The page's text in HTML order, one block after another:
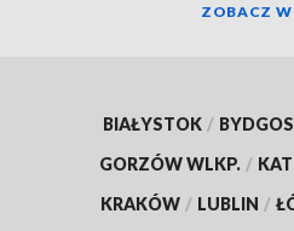
ZOBACZ
BIAŁYSTOK /
GORZÓW WLKP. /
KRAKÓW / LUBLIN /